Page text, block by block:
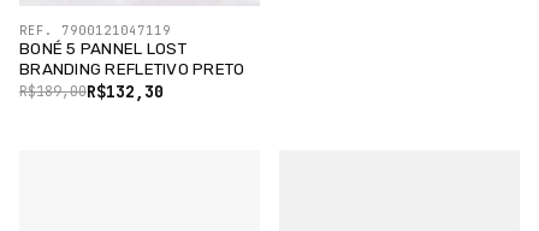
BONÉ 5 PANNEL LOST
BRANDING REFLETIVO PRETO
R$132,30
R$189,00
REF. 7900121047119